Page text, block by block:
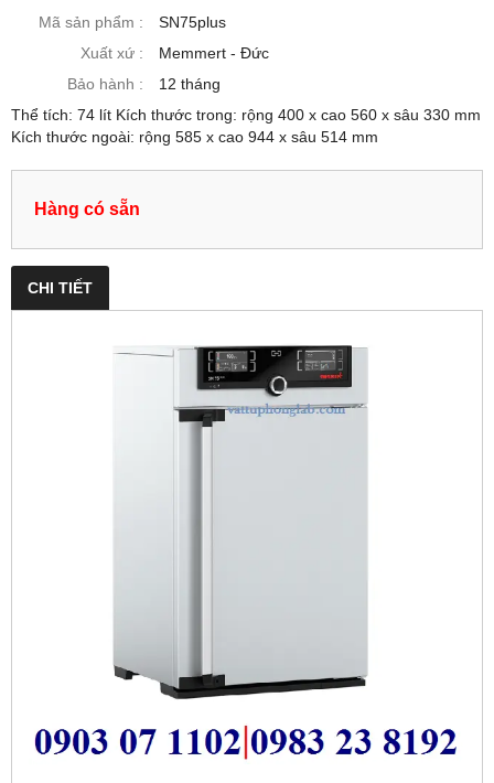
Mã sản phẩm :
SN75plus
Xuất xứ :
Memmert - Đức
Bảo hành :
12 tháng
Thể tích: 74 lít Kích thước trong: rộng 400 x cao 560 x sâu 330 mm
Kích thước ngoài: rộng 585 x cao 944 x sâu 514 mm
Hàng có sẵn
CHI TIẾT